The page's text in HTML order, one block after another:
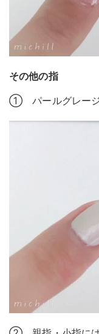
その他の指
① パールグレージ